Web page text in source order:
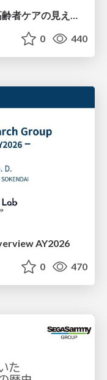
0 440
AY2026
0 470